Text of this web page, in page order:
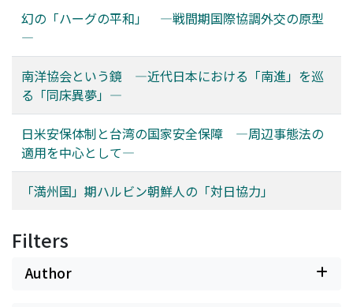
幻の「ハーグの平和」 ―戦間期国際協調外交の原型
―
南洋協会という鏡 ―近代日本における「南進」を巡
る「同床異夢」―
日米安保体制と台湾の国家安全保障 ―周辺事態法の
適用を中心として―
「満州国」期ハルビン朝鮮人の「対日協力」
Filters
Author